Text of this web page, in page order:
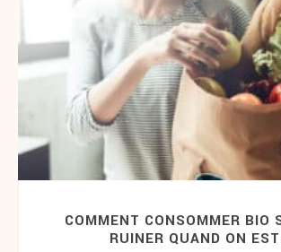
COMMENT CONSOMMER BIO
RUINER QUAND ON